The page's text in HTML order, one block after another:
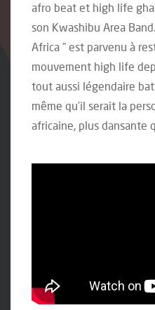
afro beat et high life
son Kwashibu Area
Africa ” est parvenu à
mouvement high life
tout aussi légendaire
même qu’il serait la
africaine, plus dansante